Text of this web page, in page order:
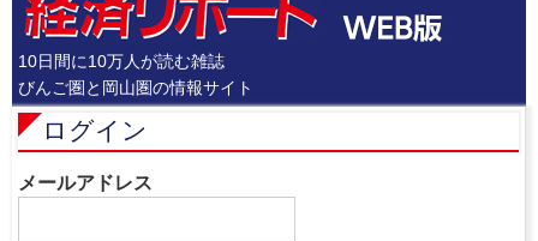
10日間に10万人が読む雑誌
びんご圏と岡山圏の情報サイト
ログイン
メールアドレス